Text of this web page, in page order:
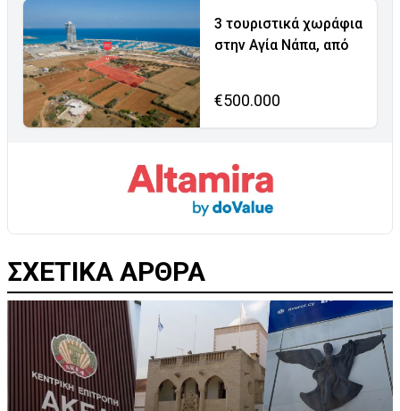
3 τουριστικά χωράφια
στην Αγία Νάπα, από
€500.000
ΣΧΕΤΙΚΑ ΑΡΘΡΑ